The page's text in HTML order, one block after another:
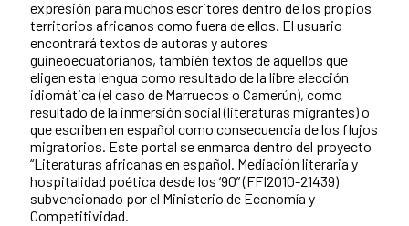
expresión para muchos escritores dentro de los propios
territorios africanos como fuera de ellos. El usuario
encontrará textos de autoras y autores
guineoecuatorianos, también textos de aquellos que
eligen esta lengua como resultado de la libre elección
idiomática (el caso de Marruecos o Camerún), como
resultado de la inmersión social (literaturas migrantes) o
que escriben en español como consecuencia de los flujos
migratorios. Este portal se enmarca dentro del proyecto
“Literaturas africanas en español. Mediación literaria y
hospitalidad poética desde los ‘90” (FFI2010-21439)
subvencionado por el Ministerio de Economía y
Competitividad.